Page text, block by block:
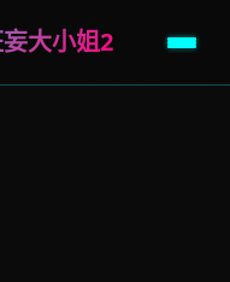
大小姐2